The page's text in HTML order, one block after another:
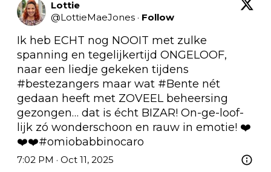
Lottie
@LottieMaeJones · Follow
Ik heb ECHT nog NOOIT met zulke
spanning en tegelijkertijd ONGELOOF,
#bestezangers maar wat #Bente nét
gedaan heeft met ZOVEEL beheersing
gezongen… dat is écht BIZAR! On-ge-loof-
lijk zó wonderschoon en rauw in emotie! ❤️
❤️❤️#omiobabbinocaro
7:02 PM · Oct 11, 2025